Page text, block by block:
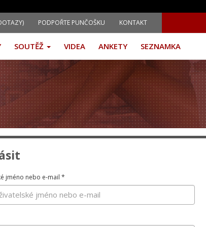
PODPOŘTE PUNČOŠKU KONTAKT
SOUTĚŽ VIDEA ANKETY SEZNAMKA
jméno nebo e-mail *